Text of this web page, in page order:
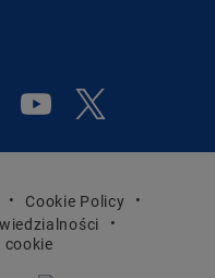
Cookie Policy
cookie